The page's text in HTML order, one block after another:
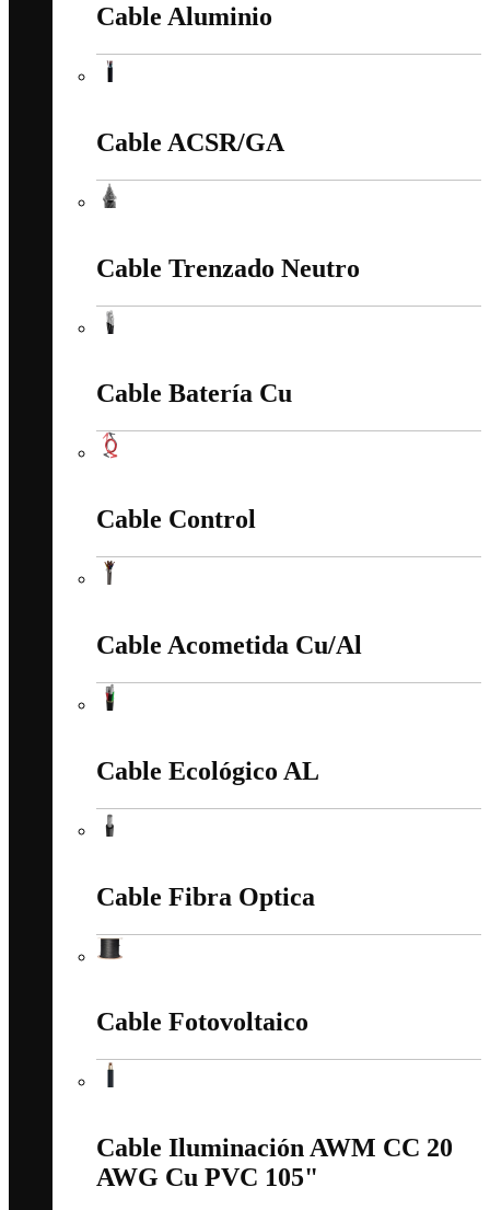
Cable Aluminio
Cable ACSR/GA
Cable Trenzado Neutro
Cable Batería Cu
Cable Control
Cable Acometida Cu/Al
Cable Ecológico AL
Cable Fibra Optica
Cable Fotovoltaico
Cable Iluminación AWM CC 20
AWG Cu PVC 105"